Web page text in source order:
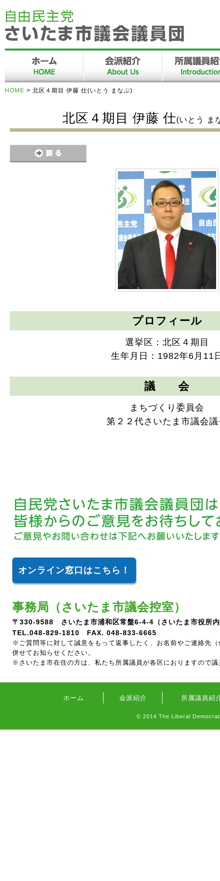
HOME > 北区４期目 伊藤 仕(いとう まなぶ)
北区４期目 伊藤 仕(いとう ま
プロフィール
選挙区：北区４期目
生年月日：1982年6月11
議 会
まちづくり委員会
第２２代さいたま市議会
オンライン窓口はこちら！
事務局（さいたま市議会控室）
〒330-9588 さいたま市浦和区常盤6-4-4（さいたま市役所
TEL.048-829-1810 FAX. 048-833-6665
※ご質問等に対して誠意をもって返事したく、お名前やご連絡先
併せてお知らせください。
※さいたま市在住の方は、私たち所属議員が各区におりますので
ホーム 会派紹介 所属議員紹
© 2014 The Liberal